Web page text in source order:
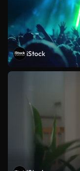
iStock